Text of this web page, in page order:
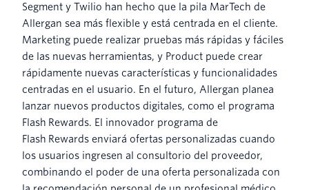
Segment y Twilio han hecho que la pila MarTech de
Allergan sea más flexible y está centrada en el cliente.
Marketing puede realizar pruebas más rápidas y fáciles
de las nuevas herramientas, y Product puede crear
rápidamente nuevas características y funcionalidades
centradas en el usuario. En el futuro, Allergan planea
lanzar nuevos productos digitales, como el programa
Flash Rewards. El innovador programa de
Flash Rewards enviará ofertas personalizadas cuando
los usuarios ingresen al consultorio del proveedor,
combinando el poder de una oferta personalizada con